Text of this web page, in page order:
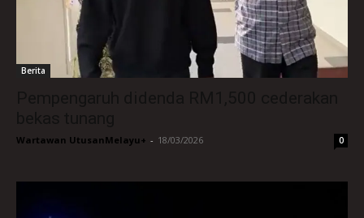
Berita
Wartawan UtusanMelayu+ - 18/03/2026 0